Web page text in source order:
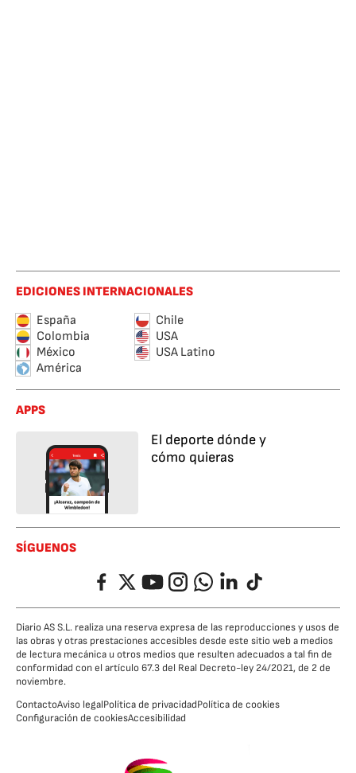
EDICIONES INTERNACIONALES
España
Chile
Colombia
USA
México
USA Latino
América
APPS
El deporte dónde y
cómo quieras
SÍGUENOS
FacebookTwitterYouTubeInstagramWhatsappLinkedIn
TikTok
Diario AS S.L. realiza una reserva expresa de las reproducciones y usos de
las obras y otras prestaciones accesibles desde este sitio web a medios
de lectura mecánica u otros medios que resulten adecuados a tal fin de
conformidad con el artículo 67.3 del Real Decreto-ley 24/2021, de 2 de
noviembre.
ContactoAviso legalPolítica de privacidadPolítica de cookies
Configuración de cookiesAccesibilidad